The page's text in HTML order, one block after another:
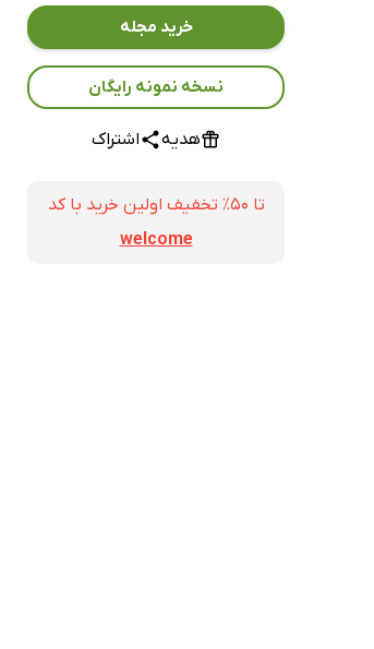
خرید مجله
نسخه نمونه رایگان
هدیه اشتراک
تا ۵۰٪ تخفیف اولین خرید با کد
welcome